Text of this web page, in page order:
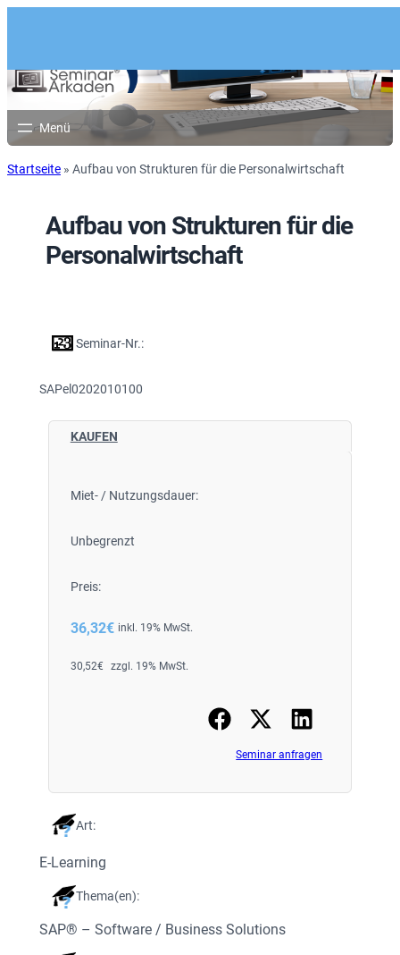
Startseite » Aufbau von Strukturen für die Personalwirtschaft
Aufbau von Strukturen für die
Personalwirtschaft
Seminar-Nr.:
SAPel0202010100
KAUFEN
Miet- / Nutzungsdauer:
Unbegrenzt
Preis:
36,32€ inkl. 19% MwSt.
30,52€ zzgl. 19% MwSt.
Seminar anfragen
Art:
E-Learning
Thema(en):
SAP® – Software / Business Solutions